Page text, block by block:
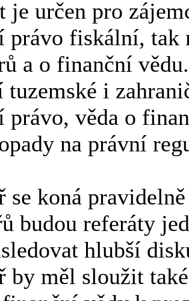
je určen pro
právo fiskální, tak
a o finanční
tuzemské i
právo, věda o
na právní
se koná
budou referáty
hlubší
by měl sloužit